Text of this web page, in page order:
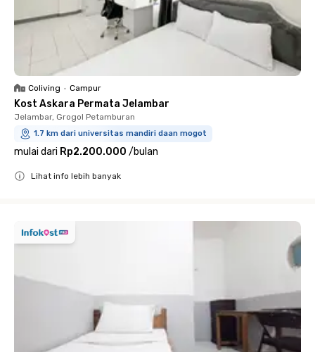
Coliving • Campur
Kost Askara Permata Jelambar
Jelambar, Grogol Petamburan
1.7 km dari universitas mandiri daan mogot
mulai dari Rp2.200.000 /bulan
Lihat info lebih banyak